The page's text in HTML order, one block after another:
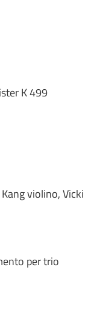
K 499
violino, Vicki
per trio